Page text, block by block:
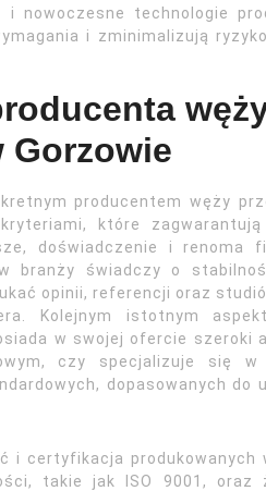
i nowoczesne technologie
i zminimalizują
Gorzowie
producentem węży
które
doświadczenie i renoma
w branży świadczy o
opinii, referencji oraz
Kolejnym istotnym
w swojej ofercie szeroki
czy specjalizuje się
dopasowanych do
i certyfikacja produkowanych
takie jak ISO 9001,